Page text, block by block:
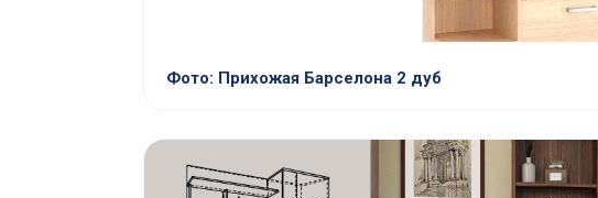
Фото: Прихожая Барселона 2 дуб